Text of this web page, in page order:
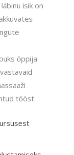
isik on
õppija
tööst